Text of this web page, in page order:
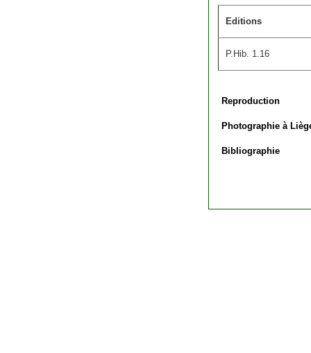
Editions
P.Hib. 1.16
Reproduction
Photographie à
Bibliographie